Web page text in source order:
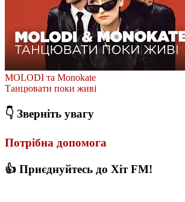
MOLODI та Monokate
Танцювати поки живі
👇 Зверніть увагу
Потрібна допомога
👍 Приєднуйтесь до Хіт FM!